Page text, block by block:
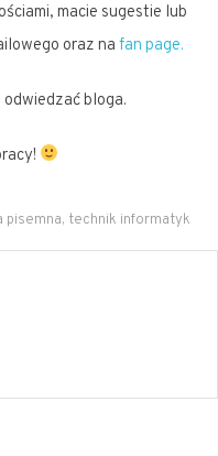
macie sugestie lub
oraz na fan page.
bloga.
pisemna, technik informatyk